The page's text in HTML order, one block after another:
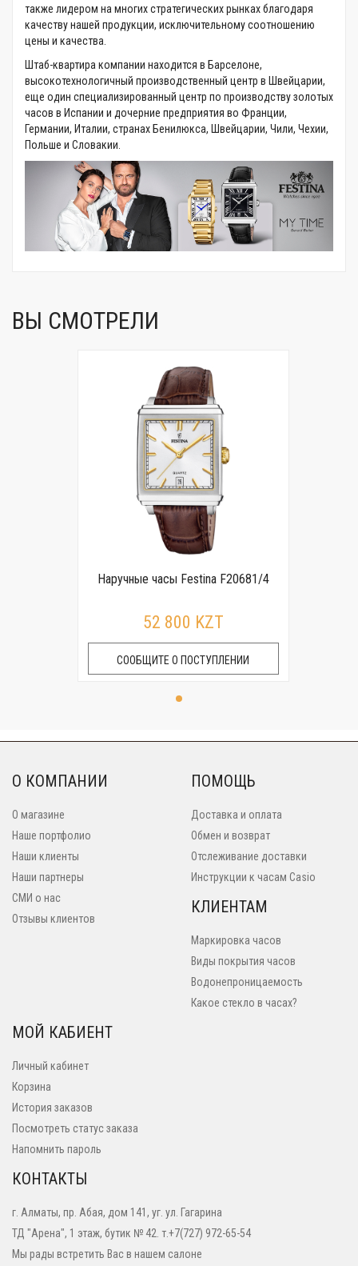
также лидером на многих стратегических рынках благодаря
качеству нашей продукции, исключительному соотношению
цены и качества.
Штаб-квартира компании находится в Барселоне,
высокотехнологичный производственный центр в Швейцарии,
еще один специализированный центр по производству золотых
часов в Испании и дочерние предприятия во Франции,
Германии, Италии, странах Бенилюкса, Швейцарии, Чили, Чехии,
Польше и Словакии.
ВЫ СМОТРЕЛИ
Наручные часы Festina F20681/4
52 800 KZT
СООБЩИТЕ О ПОСТУПЛЕНИИ
О КОМПАНИИ
О магазине
Наше портфолио
Наши клиенты
Наши партнеры
СМИ о нас
Отзывы клиентов
ПОМОЩЬ
Доставка и оплата
Обмен и возврат
Отслеживание доставки
Инструкции к часам Casio
КЛИЕНТАМ
Маркировка часов
Виды покрытия часов
Водонепроницаемость
Какое стекло в часах?
МОЙ КАБИЕНТ
Личный кабинет
Корзина
История заказов
Посмотреть статус заказа
Напомнить пароль
КОНТАКТЫ
г. Алматы, пр. Абая, дом 141, уг. ул. Гагарина
ТД "Арена", 1 этаж, бутик № 42. т.+7(727) 972-65-54
Мы рады встретить Вас в нашем салоне